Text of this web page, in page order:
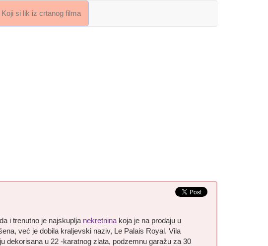
Koji si lik iz crtanog filma
i trenutno je najskuplja nekretnina koja je na prodaju u
već je dobila kraljevski naziv, Le Palais Royal. Vila
dekorisana u 22 -karatnog zlata, podzemnu garažu za 30